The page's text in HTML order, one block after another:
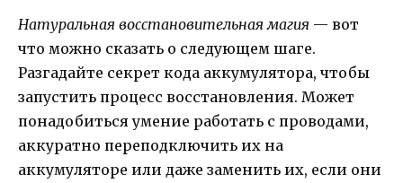
Натуральная восстановительная магия — вот
что можно сказать о следующем шаге.
Разгадайте секрет кода аккумулятора, чтобы
запустить процесс восстановления. Может
понадобиться умение работать с проводами,
аккуратно переподключить их на
аккумуляторе или даже заменить их, если они